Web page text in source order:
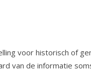
voor historisch of
van de informatie